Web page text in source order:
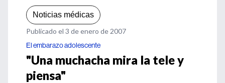
Noticias médicas
Publicado el 3 de enero de 2007
El embarazo adolescente
"Una muchacha mira la tele y
piensa"